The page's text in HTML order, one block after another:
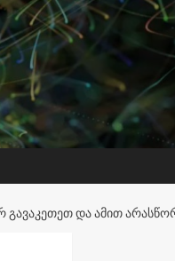
ᲓᲐ ᲐᲛᲘᲗ